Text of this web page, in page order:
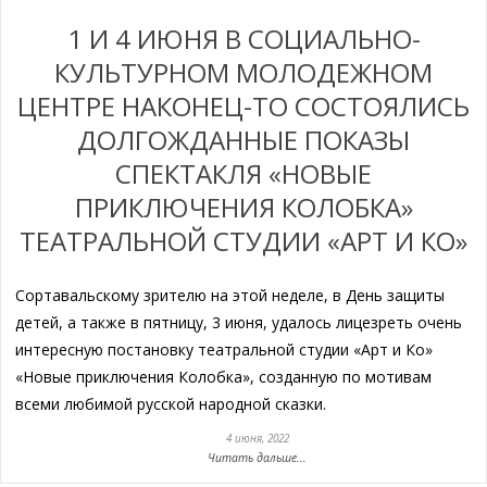
1 И 4 ИЮНЯ В СОЦИАЛЬНО-
КУЛЬТУРНОМ МОЛОДЕЖНОМ
ЦЕНТРЕ НАКОНЕЦ-ТО СОСТОЯЛИСЬ
ДОЛГОЖДАННЫЕ ПОКАЗЫ
СПЕКТАКЛЯ «НОВЫЕ
ПРИКЛЮЧЕНИЯ КОЛОБКА»
ТЕАТРАЛЬНОЙ СТУДИИ «АРТ И КО»
Сортавальскому зрителю на этой неделе, в День защиты
детей, а также в пятницу, 3 июня, удалось лицезреть очень
интересную постановку театральной студии «Арт и Ко»
«Новые приключения Колобка», созданную по мотивам
всеми любимой русской народной сказки.
4 июня, 2022
Читать дальше...